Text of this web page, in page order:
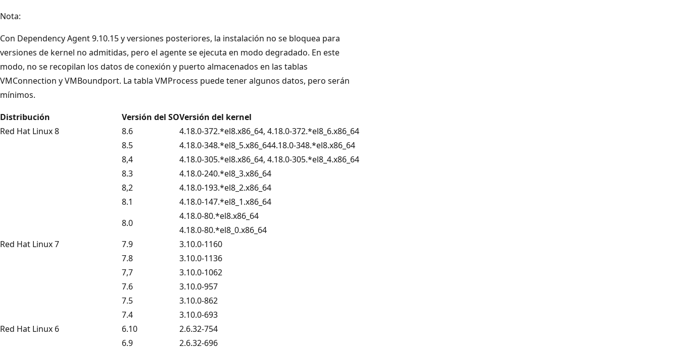
Nota:
Con Dependency Agent 9.10.15 y versiones posteriores, la instalación no se bloquea para
versiones de kernel no admitidas, pero el agente se ejecuta en modo degradado. En este
modo, no se recopilan los datos de conexión y puerto almacenados en las tablas
VMConnection y VMBoundport. La tabla VMProcess puede tener algunos datos, pero serán
mínimos.
Distribución
Versión del SOVersión del kernel
Red Hat Linux 8
8.6
4.18.0-372.*el8.x86_64, 4.18.0-372.*el8_6.x86_64
8.5
4.18.0-348.*el8_5.x86_644.18.0-348.*el8.x86_64
8,4
4.18.0-305.*el8.x86_64, 4.18.0-305.*el8_4.x86_64
8.3
4.18.0-240.*el8_3.x86_64
8,2
4.18.0-193.*el8_2.x86_64
8.1
4.18.0-147.*el8_1.x86_64
8.0
4.18.0-80.*el8.x86_64
4.18.0-80.*el8_0.x86_64
Red Hat Linux 7
7.9
3.10.0-1160
7.8
3.10.0-1136
7,7
3.10.0-1062
7.6
3.10.0-957
7.5
3.10.0-862
7.4
3.10.0-693
Red Hat Linux 6
6.10
2.6.32-754
6.9
2.6.32-696